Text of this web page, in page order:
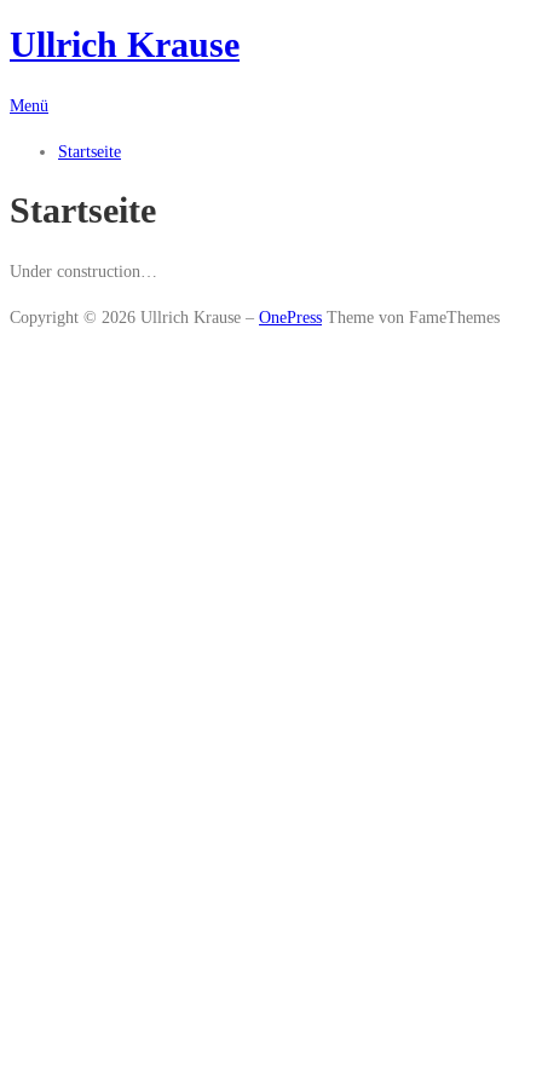
Zum
Inhalt
springen
Ullrich Krause
Menü
Startseite
Startseite
Under construction…
Copyright © 2026 Ullrich Krause – OnePress Theme von FameThemes